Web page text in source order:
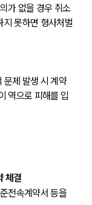
가 없을 경우 취소
지 못하면 형사처벌
문제 발생 시 계약
역으로 피해를 입
체결
전속계약서 등을